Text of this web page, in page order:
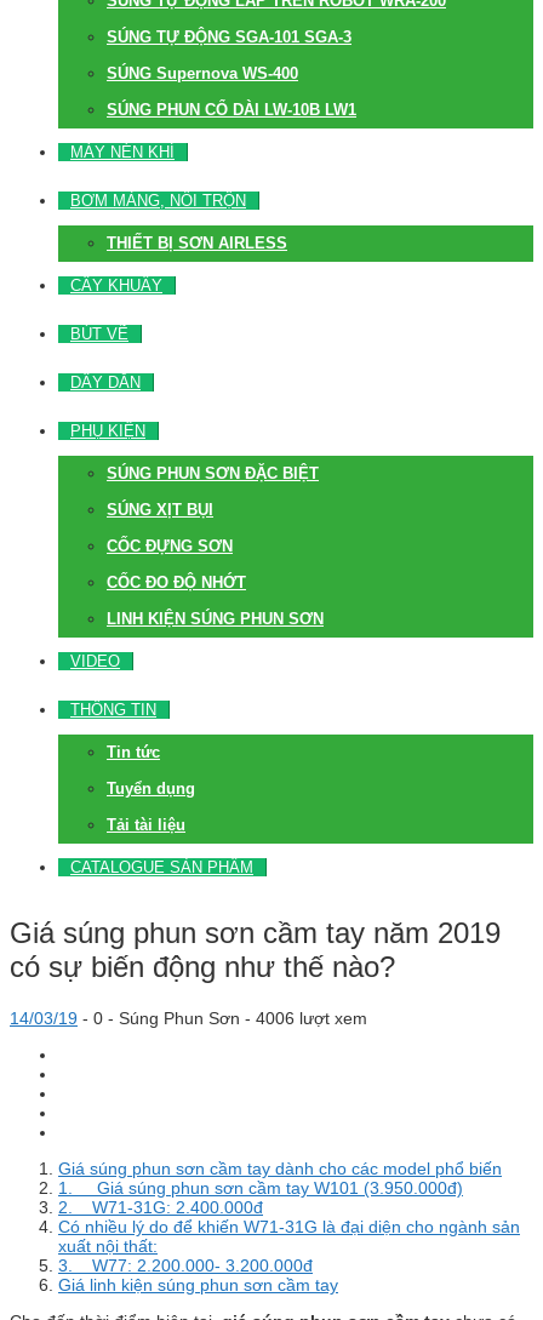
SÚNG TỰ ĐỘNG SGA-101 SGA-3
SÚNG Supernova WS-400
SÚNG PHUN CỔ DÀI LW-10B LW1
MÁY NÉN KHÍ
BƠM MÀNG, NỒI TRỘN
THIẾT BỊ SƠN AIRLESS
CÂY KHUẤY
BÚT VẼ
DÂY DẪN
PHỤ KIỆN
SÚNG PHUN SƠN ĐẶC BIỆT
SÚNG XỊT BỤI
CỐC ĐỰNG SƠN
CỐC ĐO ĐỘ NHỚT
LINH KIỆN SÚNG PHUN SƠN
VIDEO
THÔNG TIN
Tin tức
Tuyển dụng
Tải tài liệu
CATALOGUE SẢN PHẨM
Giá súng phun sơn cầm tay năm 2019
có sự biến động như thế nào?
14/03/19 - 0 - Súng Phun Sơn - 4006 lượt xem
Giá súng phun sơn cầm tay dành cho các model phổ biến
1. Giá súng phun sơn cầm tay W101 (3.950.000đ)
2. W71-31G: 2.400.000đ
Có nhiều lý do để khiến W71-31G là đại diện cho ngành sản
xuất nội thất:
3. W77: 2.200.000- 3.200.000đ
Giá linh kiện súng phun sơn cầm tay